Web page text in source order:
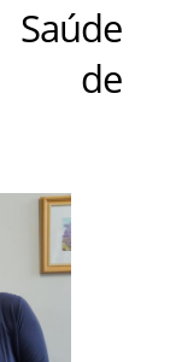
de